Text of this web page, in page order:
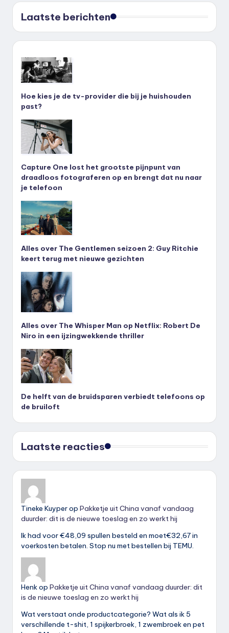
Laatste berichten
Hoe kies je de tv-provider die bij je huishouden
past?
Capture One lost het grootste pijnpunt van
draadloos fotograferen op en brengt dat nu naar
je telefoon
Alles over The Gentlemen seizoen 2: Guy Ritchie
keert terug met nieuwe gezichten
Alles over The Whisper Man op Netflix: Robert De
Niro in een ijzingwekkende thriller
De helft van de bruidsparen verbiedt telefoons op
de bruiloft
Laatste reacties
Tineke Kuyperop Pakketje uit China vanaf vandaag
duurder: dit is de nieuwe toeslag en zo werkt hij
Ik had voor €48,09 spullen besteld en moet€32,67 in
voerkosten betalen. Stop nu met bestellen bij TEMU.
Henkop Pakketje uit China vanaf vandaag duurder: dit
is de nieuwe toeslag en zo werkt hij
Wat verstaat onde productcategorie? Wat als ik 5
verschillende t-shit, 1 spijkerbroek, 1 zwembroek en pet